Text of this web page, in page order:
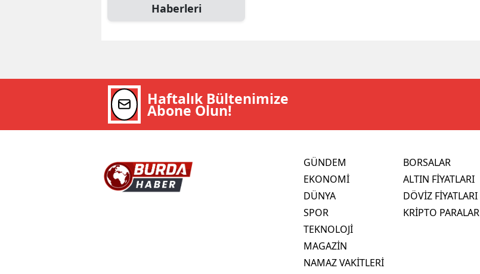
Haberleri
Haftalık Bültenimize
Abone Olun!
GÜNDEM
EKONOMİ
DÜNYA
SPOR
TEKNOLOJİ
MAGAZİN
NAMAZ VAKİTLERİ
BORSALAR
ALTIN FİYATLARI
DÖVİZ FİYATLARI
KRİPTO PARALAR